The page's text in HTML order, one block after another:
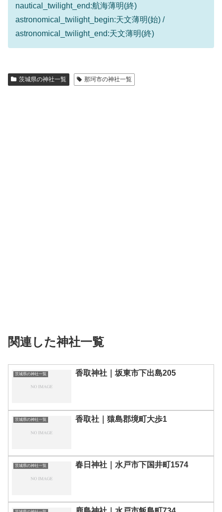
nautical_twilight_end:航海薄明(終)
astronomical_twilight_begin:天文薄明(始) /
astronomical_twilight_end:天文薄明(終)
茨城県の神社一覧 那珂市の神社一覧
関連した神社一覧
茨城県の神社一覧 香取神社｜坂東市下出島205
茨城県の神社一覧 香取社｜猿島郡境町大歩1
茨城県の神社一覧 春日神社｜水戸市下国井町1574